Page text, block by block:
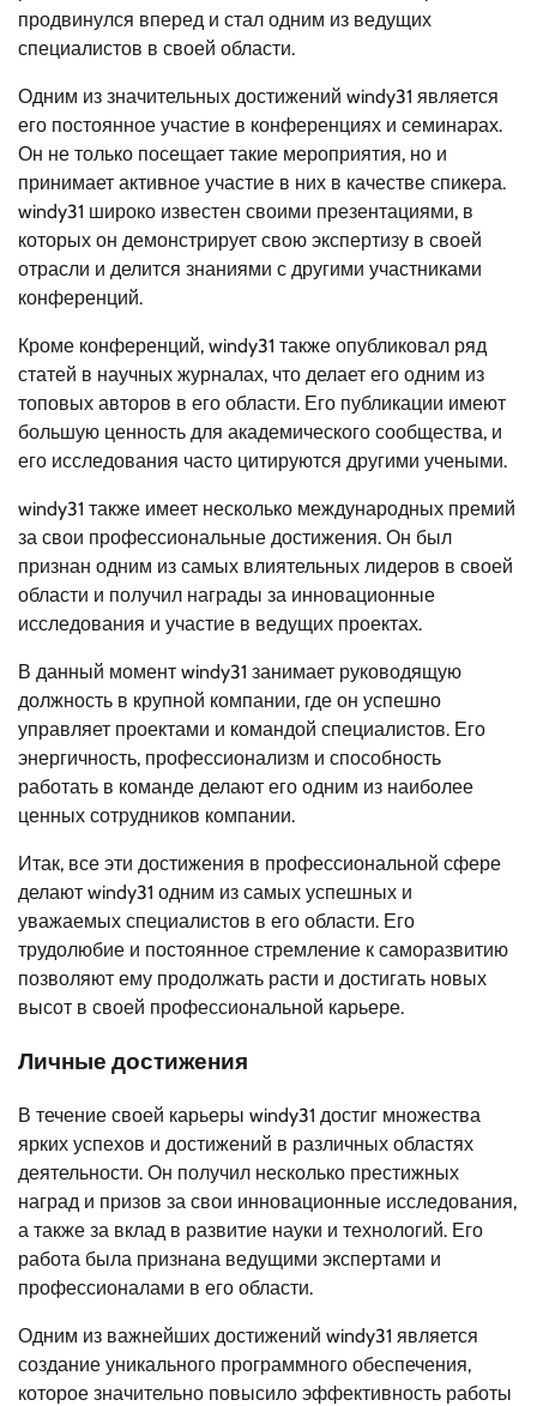
продвинулся вперед и стал одним из ведущих
специалистов в своей области.
Одним из значительных достижений windy31 является
его постоянное участие в конференциях и семинарах.
Он не только посещает такие мероприятия, но и
принимает активное участие в них в качестве спикера.
windy31 широко известен своими презентациями, в
которых он демонстрирует свою экспертизу в своей
отрасли и делится знаниями с другими участниками
конференций.
Кроме конференций, windy31 также опубликовал ряд
статей в научных журналах, что делает его одним из
топовых авторов в его области. Его публикации имеют
большую ценность для академического сообщества, и
его исследования часто цитируются другими учеными.
windy31 также имеет несколько международных премий
за свои профессиональные достижения. Он был
признан одним из самых влиятельных лидеров в своей
области и получил награды за инновационные
исследования и участие в ведущих проектах.
В данный момент windy31 занимает руководящую
должность в крупной компании, где он успешно
управляет проектами и командой специалистов. Его
энергичность, профессионализм и способность
работать в команде делают его одним из наиболее
ценных сотрудников компании.
Итак, все эти достижения в профессиональной сфере
делают windy31 одним из самых успешных и
уважаемых специалистов в его области. Его
трудолюбие и постоянное стремление к саморазвитию
позволяют ему продолжать расти и достигать новых
высот в своей профессиональной карьере.
Личные достижения
В течение своей карьеры windy31 достиг множества
ярких успехов и достижений в различных областях
деятельности. Он получил несколько престижных
наград и призов за свои инновационные исследования,
а также за вклад в развитие науки и технологий. Его
работа была признана ведущими экспертами и
профессионалами в его области.
Одним из важнейших достижений windy31 является
создание уникального программного обеспечения,
которое значительно повысило эффективность работы